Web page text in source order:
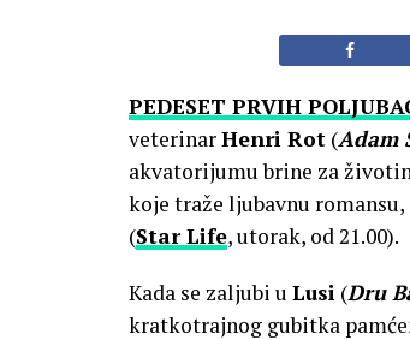
PEDESET PRVIH
veterinarHenri Rot (Adam
akvatorijumu brine za
koje traže ljubavnu
(Star Life, utorak, od 21.00).
Kada se zaljubi u Lusi (Dru
kratkotrajnog gubitka